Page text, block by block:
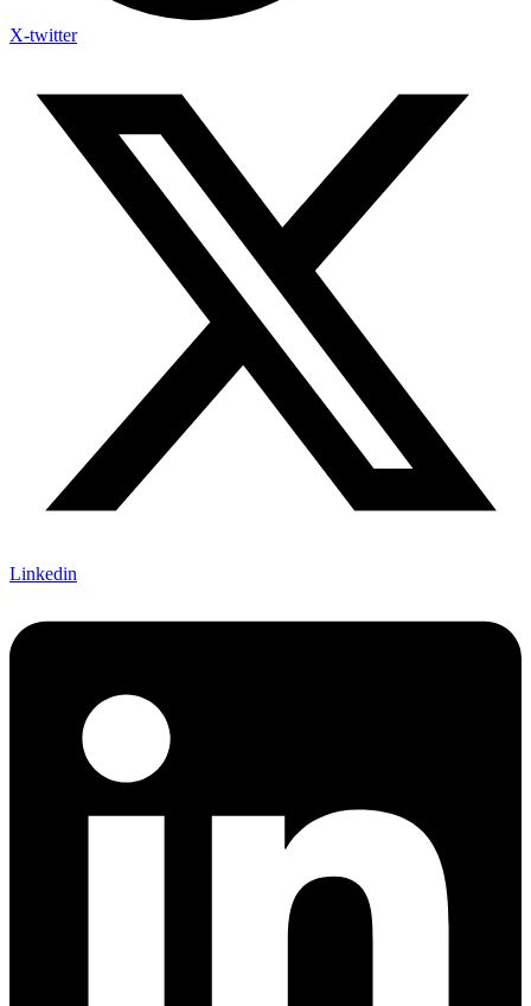
X-twitter
Linkedin